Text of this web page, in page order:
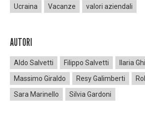
Ucraina
Vacanze valori aziendali
AUTORI
Aldo Salvetti Filippo Salvetti
Ilaria
Massimo Giraldo
Resy Galimberti
Sara Marinello
Silvia Gardoni